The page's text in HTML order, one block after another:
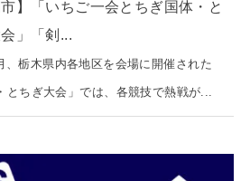
市】「いちご一会とちぎ国体・と
」「剣...
、栃木県内各地区を会場に開催された
とちぎ大会」では、各競技で熱戦が...